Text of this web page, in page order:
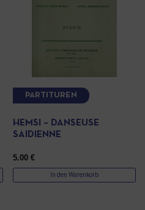
PARTITUREN
HEMSI – DANSEUSE
SAIDIENNE
5.00€
In den Warenkorb